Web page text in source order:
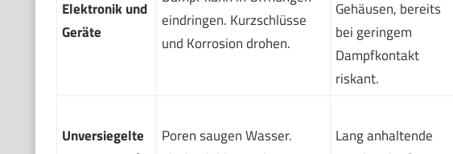
Elektronik und
Geräte
eindringen. Kurzschlüsse
und Korrosion drohen.
Gehäusen, bereits
bei geringem
Dampfkontakt
riskant.
Unversiegelte
Poren saugen Wasser.
Lang anhaltende